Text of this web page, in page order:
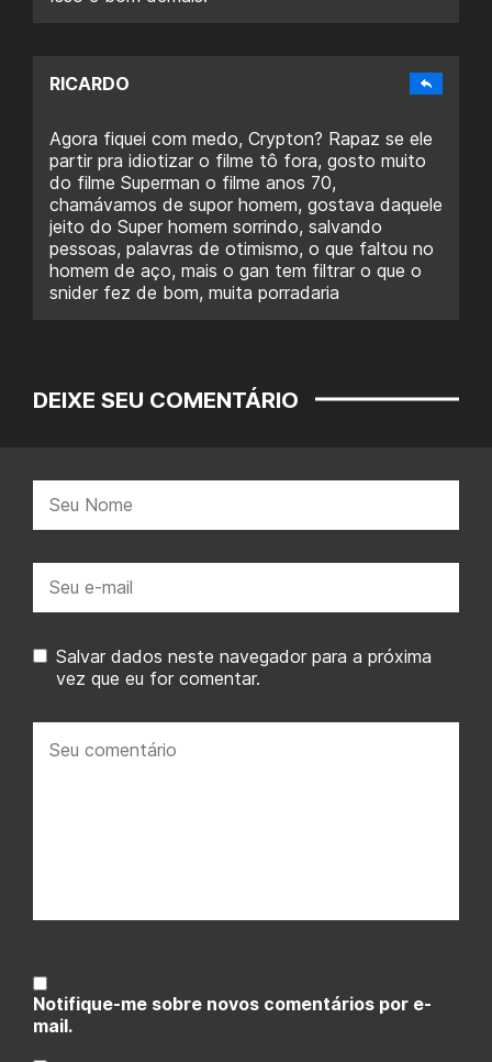
RICARDO
Agora fiquei com medo, Crypton? Rapaz se ele
partir pra idiotizar o filme tô fora, gosto muito
do filme Superman o filme anos 70,
chamávamos de supor homem, gostava daquele
jeito do Super homem sorrindo, salvando
pessoas, palavras de otimismo, o que faltou no
homem de aço, mais o gan tem filtrar o que o
snider fez de bom, muita porradaria
DEIXE SEU COMENTÁRIO
mail:
Salvar dados neste navegador para a próxima
vez que eu for comentar.
comentário:
Notifique-me sobre novos comentários por e-
mail.